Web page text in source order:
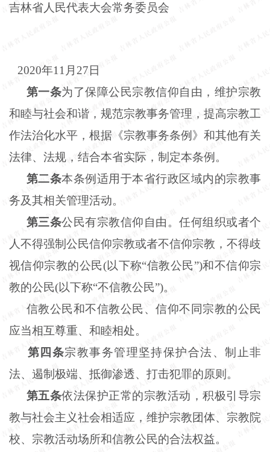
吉林省人民代表大会常务委员会
2020年11月27日
第一条为了保障公民宗教信仰自由，维护宗教
和睦与社会和谐，规范宗教事务管理，提高宗教工
作法治化水平，根据《宗教事务条例》和其他有关
法律、法规，结合本省实际，制定本条例。
第二条本条例适用于本省行政区域内的宗教事
务及其相关管理活动。
第三条公民有宗教信仰自由。任何组织或者个
人不得强制公民信仰宗教或者不信仰宗教，不得歧
视信仰宗教的公民(以下称“信教公民”)和不信仰宗
教的公民(以下称“不信教公民”)。
信教公民和不信教公民、信仰不同宗教的公民
应当相互尊重、和睦相处。
第四条宗教事务管理坚持保护合法、制止非
法、遏制极端、抵御渗透、打击犯罪的原则。
第五条依法保护正常的宗教活动，积极引导宗
教与社会主义社会相适应，维护宗教团体、宗教院
校、宗教活动场所和信教公民的合法权益。